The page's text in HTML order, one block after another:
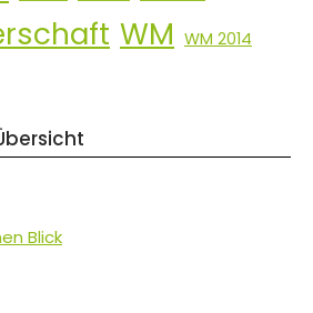
WM WM 2014
Blick